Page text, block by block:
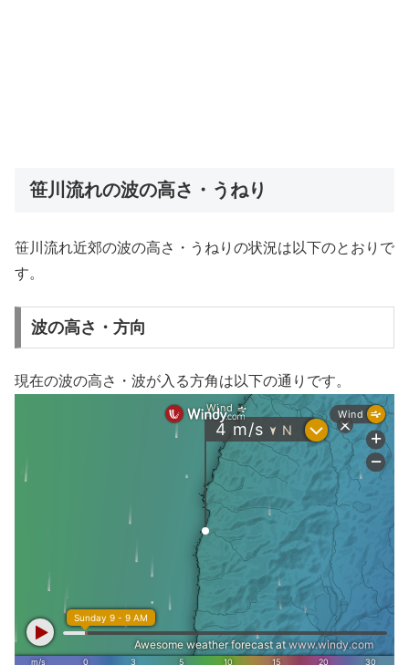
笹川流れの波の高さ・うねり
笹川流れ近郊の波の高さ・うねりの状況は以下のとおりで
す。
波の高さ・方向
現在の波の高さ・波が入る方角は以下の通りです。